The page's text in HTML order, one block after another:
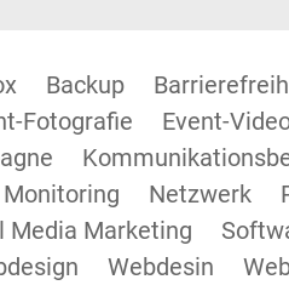
Backup
Fotografie Event-
Monitoring Netzwerk
Media Marketing
Webdesin